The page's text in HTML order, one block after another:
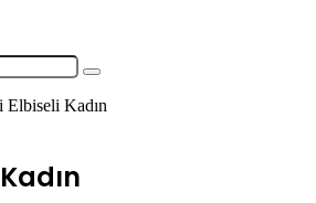
Arama
yap
...
Elbiseli Kadın